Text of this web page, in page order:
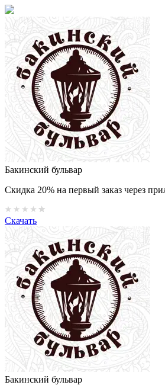
Бакинский бульвар
Скидка 20% на первый заказ через
Скачать
Бакинский бульвар